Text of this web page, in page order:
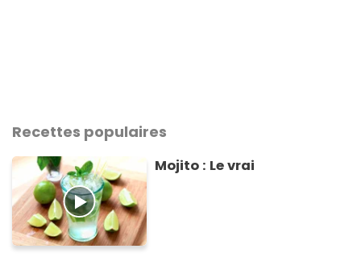
Recettes populaires
Mojito : Le vrai